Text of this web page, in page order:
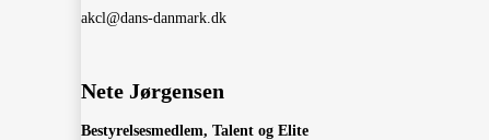
akcl@dans-danmark.dk
Nete Jørgensen
Bestyrelsesmedlem, Talent og Elite